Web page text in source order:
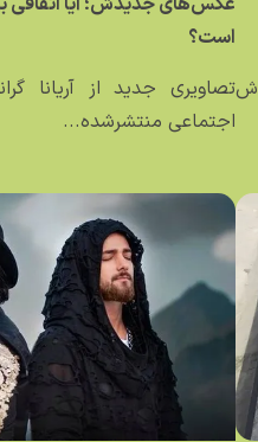
است؟
تصاویری جدید از آریانا
اجتماعی منتشرشده...